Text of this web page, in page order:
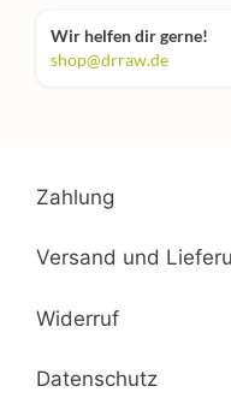
Wir helfen dir gerne!
shop@drraw.de
Zahlung
Versand und
Widerruf
Datenschutz